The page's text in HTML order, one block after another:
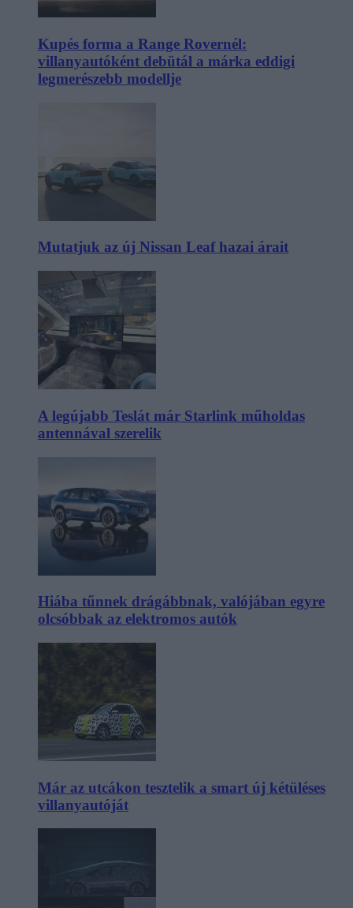
Kupés forma a Range Rovernél:
villanyautóként debütál a márka eddigi
legmerészebb modellje
Mutatjuk az új Nissan Leaf hazai árait
A legújabb Teslát már Starlink műholdas
antennával szerelik
Hiába tűnnek drágábbnak, valójában egyre
olcsóbbak az elektromos autók
Már az utcákon tesztelik a smart új kétüléses
villanyautóját